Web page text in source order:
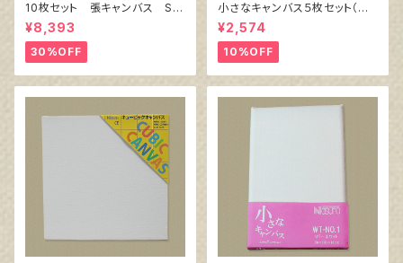
10枚セット 張キャンバス Sn
owWhite SPC（綿・ポリエステ
ル）F6 410㎜×318㎜
¥8,393
30%OFF
小さなキャンバス５枚セット（麻
キャンバス裏面張り）
¥2,574
10%OFF